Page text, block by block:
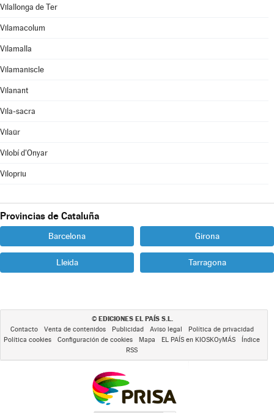
Vilallonga de Ter
Vilamacolum
Vilamalla
Vilamaniscle
Vilanant
Vila-sacra
Vilaür
Vilobí d'Onyar
Vilopriu
Provincias de Cataluña
Barcelona Girona
Lleida Tarragona
© EDICIONES EL PAÍS S.L.
Contacto Venta de contenidos Publicidad Aviso legal
Política de privacidad
Política cookies
Configuración de cookies Mapa EL PAÍS en KIOSKOyMÁS
Índice
RSS